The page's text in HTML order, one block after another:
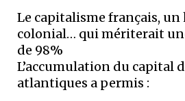
Le capitalisme français, un
colonial… qui mériterait
de 98%
L’accumulation du capital
atlantiques a permis :